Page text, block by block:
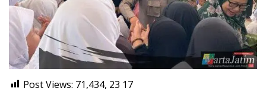
Post Views: 71,434, 23 17